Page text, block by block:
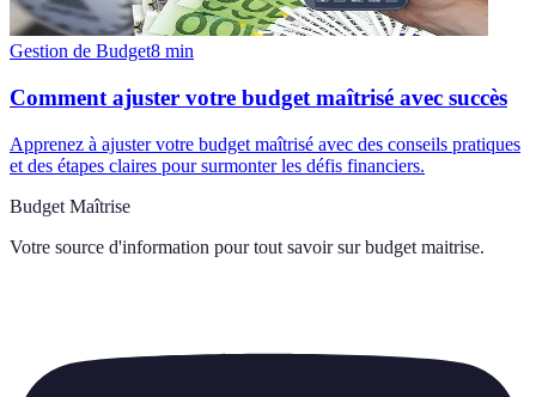
Gestion de Budget8 min
Comment ajuster votre budget maîtrisé avec succès
Apprenez à ajuster votre budget maîtrisé avec des conseils pratiques
et des étapes claires pour surmonter les défis financiers.
Budget Maîtrise
Votre source d'information pour tout savoir sur budget maitrise.